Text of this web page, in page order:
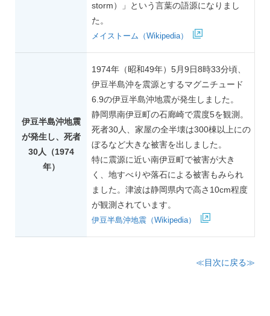
storm）」という言葉の語源になりまし
た。
メイストーム（Wikipedia）
伊豆半島沖地震
が発生し、死者
30人（1974
年）
1974年（昭和49年）5月9日8時33分頃、
伊豆半島沖を震源とするマグニチュード
6.9の伊豆半島沖地震が発生しました。
静岡県南伊豆町の石廊崎で震度5を観測。
死者30人、家屋の全半壊は300棟以上にの
ぼるなど大きな被害を出しました。
特に震源に近い南伊豆町で被害が大き
く、地すべりや落石による被害もみられ
ました。津波は静岡県内で高さ10cm程度
が観測されています。
伊豆半島沖地震（Wikipedia）
≪目次に戻る≫